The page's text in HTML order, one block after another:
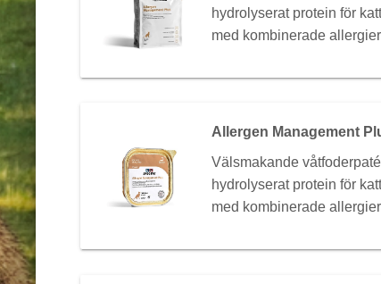
hydrolyserat protein för
med kombinerade
Allergen Management
Välsmakande
hydrolyserat protein för
med kombinerade